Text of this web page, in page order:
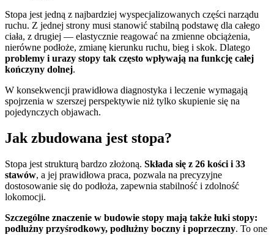
Stopa jest jedną z najbardziej wyspecjalizowanych części narządu
ruchu. Z jednej strony musi stanowić stabilną podstawę dla całego
ciała, z drugiej — elastycznie reagować na zmienne obciążenia,
nierówne podłoże, zmianę kierunku ruchu, bieg i skok. Dlatego
problemy i urazy stopy tak często wpływają na funkcję całej
kończyny dolnej.
W konsekwencji prawidłowa diagnostyka i leczenie wymagają
spojrzenia w szerszej perspektywie niż tylko skupienie się na
pojedynczych objawach.
Jak zbudowana jest stopa?
Stopa jest strukturą bardzo złożoną. Składa się z 26 kości i 33
stawów, a jej prawidłowa praca, pozwala na precyzyjne
dostosowanie się do podłoża, zapewnia stabilność i zdolność
lokomocji.
Szczególne znaczenie w budowie stopy mają także łuki stopy:
podłużny przyśrodkowy, podłużny boczny i poprzeczny. To one